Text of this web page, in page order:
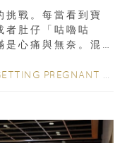
挑戰。每當看到寶
者肚仔「咕嚕咕
是心痛與無奈。混
PREGNANT